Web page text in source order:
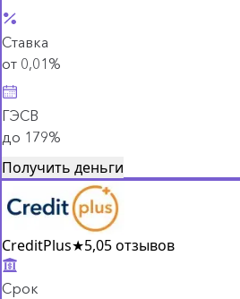
Ставка
от 0,01%
ГЭСВ
до 179%
Получить деньги
CreditPlus★5,05 отзывов
Срок